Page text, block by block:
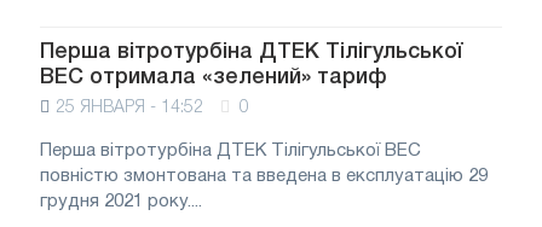
Перша вітротурбіна ДТЕК Тілігульської
ВЕС отримала «зелений» тариф
25 ЯНВАРЯ - 14:52 0
Перша вітротурбіна ДТЕК Тілігульської ВЕС
повністю змонтована та введена в експлуатацію 29
грудня 2021 року....